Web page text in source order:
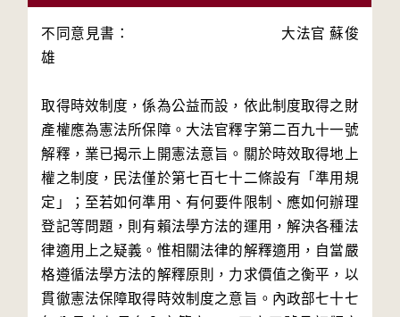
不同意見書： 大法官 蘇俊
雄
取得時效制度，係為公益而設，依此制度取得之財
產權應為憲法所保障。大法官釋字第二百九十一號
解釋，業已揭示上開憲法意旨。關於時效取得地上
權之制度，民法僅於第七百七十二條設有「準用規
定」；至若如何準用、有何要件限制、應如何辦理
登記等問題，則有賴法學方法的運用，解決各種法
律適用上之疑義。惟相關法律的解釋適用，自當嚴
格遵循法學方法的解釋原則，力求價值之衡平，以
貫徹憲法保障取得時效制度之意旨。內政部七十七